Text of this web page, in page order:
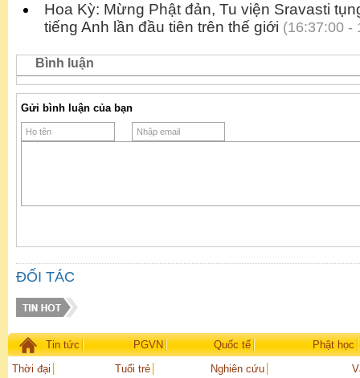
Hoa Kỳ: Mừng Phật đản, Tu viện Sravasti
tiếng Anh lần đầu tiên trên thế giới (16:37:00 -
Bình luận
Gửi bình luận của bạn
ĐỐI TÁC
Tin tức PGVN Quốc tế
Phật học
Thời đại
Tuổi trẻ Nghiên cứu